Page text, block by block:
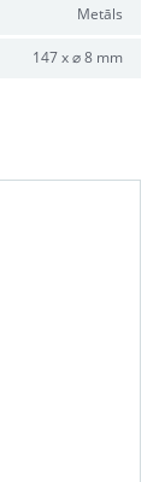
Metāls
147 x ⌀ 8 mm